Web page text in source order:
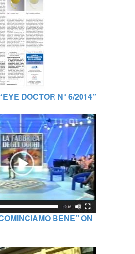
DOCTOR N° 6/2014”
BENE” ON